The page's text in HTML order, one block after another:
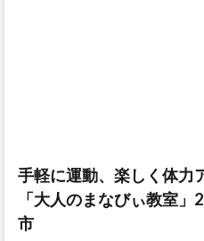
手軽に運動、楽しく体
「大人のまなびぃ教室
市